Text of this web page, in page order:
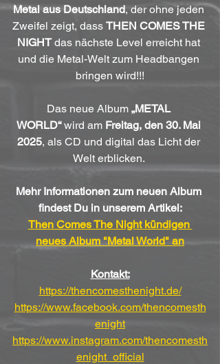
Metal aus Deutschland, der ohne jeden
Zweifel zeigt, dass THEN COMES THE
NIGHT das nächste Level erreicht hat
und die Metal-Welt zum Headbangen
bringen wird!!!
Das neue Album „METAL
WORLD“ wird am Freitag, den 30. Mai
2025, als CD und digital das Licht der
Welt erblicken.
Mehr Informationen zum neuen Album
findest Du in unserem Artikel:
Then Comes The Night kündigen
neues Album "Metal World" an
Kontakt:
https://thencomesthenight.de/
https://www.facebook.com/thencomesth
enight
https://www.instagram.com/thencomesth
enight_official